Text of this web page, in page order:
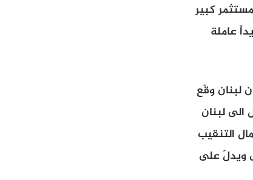
كبير
عاملة
لبنان وقّع
لبنان
التنقيب
ويدلّ على